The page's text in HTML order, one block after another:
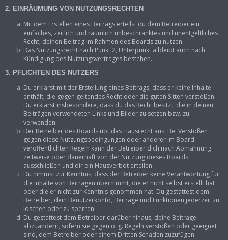
2. EINRÄUMUNG VON NUTZUNGSRECHTEN
Mit dem Erstellen eines Beitrags erteilst du dem Betreiber ein
einfaches, zeitlich und räumlich unbeschränktes und unentgeltliches
Recht, deinen Beitrag im Rahmen des Boards zu nutzen.
Das Nutzungsrecht nach Punkt 2, Unterpunkt a bleibt auch nach
Kündigung des Nutzungsvertrages bestehen.
3. PFLICHTEN DES NUTZERS
Du erklärst mit der Erstellung eines Beitrags, dass er keine Inhalte
enthält, die gegen geltendes Recht oder die guten Sitten verstoßen.
Du erklärst insbesondere, dass du das Recht besitzt, die in deinen
Beiträgen verwendeten Links und Bilder zu setzen bzw. zu
verwenden.
Der Betreiber des Boards übt das Hausrecht aus. Bei Verstößen
gegen diese Nutzungsbedingungen oder anderer im Board
veröffentlichten Regeln kann der Betreiber dich nach Abmahnung
zeitweise oder dauerhaft von der Nutzung dieses Boards
ausschließen und dir ein Hausverbot erteilen.
Du nimmst zur Kenntnis, dass der Betreiber keine Verantwortung für
die Inhalte von Beiträgen übernimmt, die er nicht selbst erstellt hat
oder die er nicht zur Kenntnis genommen hat. Du gestattest dem
Betreiber, dein Benutzerkonto, Beiträge und Funktionen jederzeit zu
löschen oder zu sperren.
Du gestattest dem Betreiber darüber hinaus, deine Beiträge
abzuändern, sofern sie gegen o. g. Regeln verstoßen oder geeignet
sind, dem Betreiber oder einem Dritten Schaden zuzufügen.